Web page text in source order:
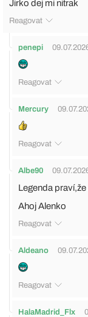
Jirko dej mi nitrak
Reagovat
penepi
Reagovat
Mercury
Reagovat
Albe90
Legenda
Ahoj Alenko
Reagovat
Aldeano
Reagovat
HalaMadrid_Flx